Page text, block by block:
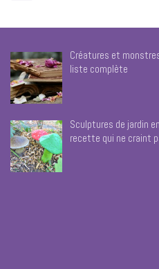
publications
Créatures et
liste complète
Sculptures de jardin
recette qui ne craint